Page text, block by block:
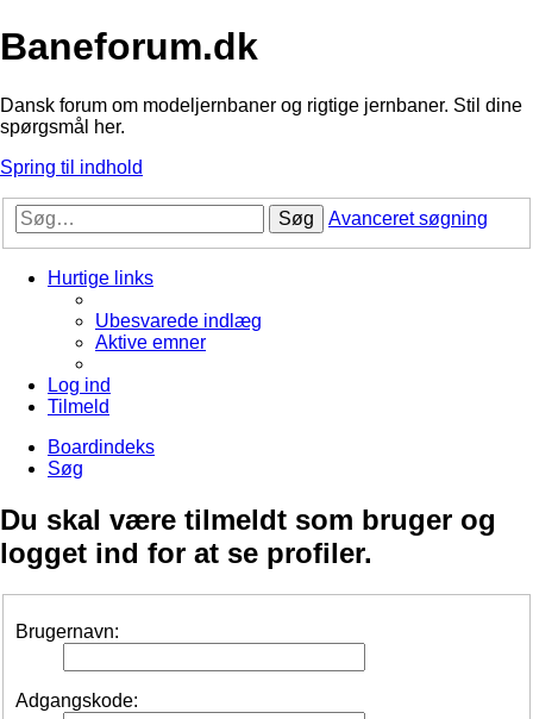
Baneforum.dk
Dansk forum om modeljernbaner og rigtige jernbaner. Stil dine
spørgsmål her.
Spring til indhold
Søg Avanceret søgning
Hurtige links
Ubesvarede indlæg
Aktive emner
Log ind
Tilmeld
Boardindeks
Søg
Du skal være tilmeldt som bruger og
logget ind for at se profiler.
Brugernavn:
Adgangskode: